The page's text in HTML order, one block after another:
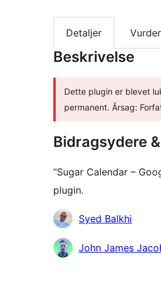
Detaljer
Beskrivelse
Dette plugin er blevet
permanent. Årsag:
Bidragsydere
“Sugar Calendar –
plugin.
Bidragsydere
Syed Balkhi
John James